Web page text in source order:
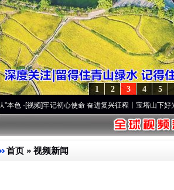
5
4
3
2
1
牢记初心使命 奋进复兴征程丨宝塔山下好光景..·[视频]
首页 » 视频新闻